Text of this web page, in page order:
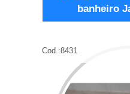
banheiro
Cod.:8431